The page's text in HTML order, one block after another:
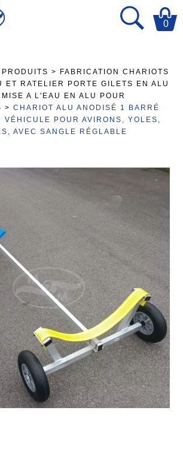
0
PRODUITS >
FABRICATION CHARIOTS
ET RATELIER PORTE GILETS EN ALU
A L'EAU EN ALU POUR
>CHARIOT ALU ANODISÉ 1 BARRÉ
VÉHICULE POUR AVIRONS, YOLES,
AVEC SANGLE RÉGLABLE